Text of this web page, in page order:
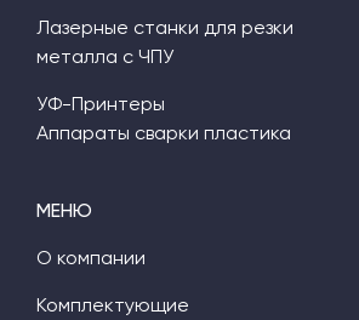
МЕНЮ
О компании
Комплектующие
Лазерные станки для резки
металла с ЧПУ
УФ-Принтеры
Аппараты сварки пластика